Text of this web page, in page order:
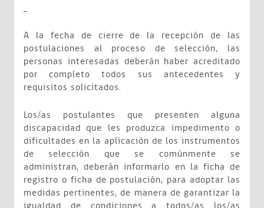
A la fecha de cierre de la recepción de las
postulaciones al proceso de selección, las
personas interesadas deberán haber acreditado
por completo todos sus antecedentes y
requisitos solicitados.
Los/as postulantes que presenten alguna
discapacidad que les produzca impedimento o
dificultades en la aplicación de los instrumentos
de selección que se comúnmente se
administran, deberán informarlo en la ficha de
registro o ficha de postulación, para adoptar las
medidas pertinentes, de manera de garantizar la